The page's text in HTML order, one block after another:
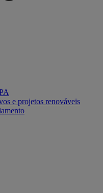
e projetos renováveis